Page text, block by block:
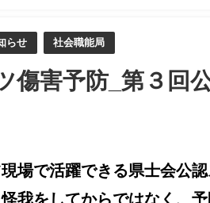
らせ 社会職能局
傷害予防_第３回
場で活躍できる県士会公
我をしてからではなく、